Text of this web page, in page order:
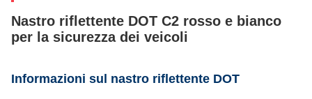
Nastro riflettente DOT C2 rosso e bianco
per la sicurezza dei veicoli
Informazioni sul nastro riflettente DOT